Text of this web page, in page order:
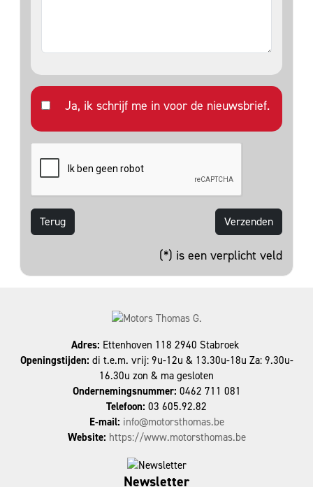
Ja, ik schrijf me in voor de nieuwsbrief.
Terug
(*) is een verplicht veld
Adres: Ettenhoven 118 2940 Stabroek
Openingstijden: di t.e.m. vrij: 9u-12u & 13.30u-18u Za: 9.30u-
16.30u zon & ma gesloten
Ondernemingsnummer: 0462 711 081
Telefoon: 03 605.92.82
E-mail: info@motorsthomas.be
Website: https://www.motorsthomas.be
Newsletter